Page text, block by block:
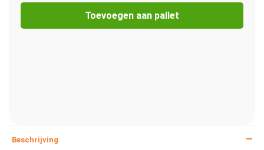
Toevoegen aan pallet
Beschrijving